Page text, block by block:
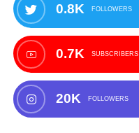
0.8K FOLLOWERS
0.7K SUBSCRIBERS
20K FOLLOWERS